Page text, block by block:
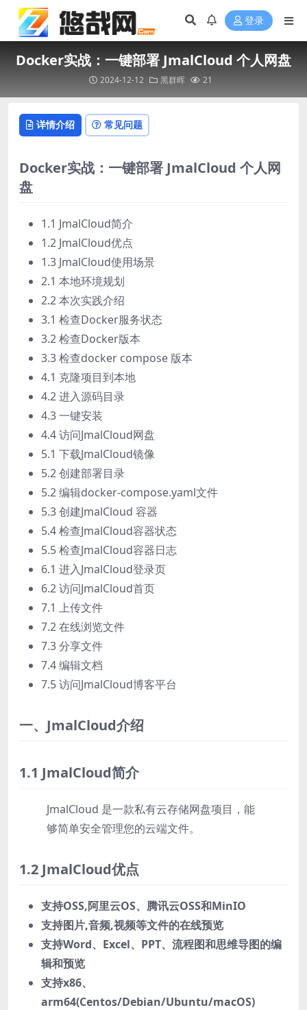
登录
Docker实战：一键部署 JmalCloud 个人网盘
2024-12-12 黑群晖 21
详情介绍 常见问题
Docker实战：一键部署 JmalCloud 个人网
盘
1.1 JmalCloud简介
1.2 JmalCloud优点
1.3 JmalCloud使用场景
2.1 本地环境规划
2.2 本次实践介绍
3.1 检查Docker服务状态
3.2 检查Docker版本
3.3 检查docker compose 版本
4.1 克隆项目到本地
4.2 进入源码目录
4.3 一键安装
4.4 访问JmalCloud网盘
5.1 下载JmalCloud镜像
5.2 创建部署目录
5.2 编辑docker-compose.yaml文件
5.3 创建JmalCloud 容器
5.4 检查JmalCloud容器状态
5.5 检查JmalCloud容器日志
6.1 进入JmalCloud登录页
6.2 访问JmalCloud首页
7.1 上传文件
7.2 在线浏览文件
7.3 分享文件
7.4 编辑文档
7.5 访问JmalCloud博客平台
一、JmalCloud介绍
1.1 JmalCloud简介
JmalCloud 是一款私有云存储网盘项目，能
够简单安全管理您的云端文件。
1.2 JmalCloud优点
支持OSS,阿里云OS、腾讯云OSS和MinIO
支持图片,音频,视频等文件的在线预览
支持Word、Excel、PPT、流程图和思维导图的编
辑和预览
支持x86、
arm64(Centos/Debian/Ubuntu/macOS)